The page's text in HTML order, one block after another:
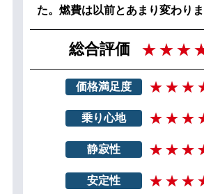
た。燃費は以前とあまり変わりま
総合評価
価格満足度
乗り心地
静寂性
安定性